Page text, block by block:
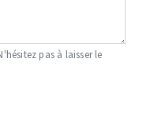
pas à laisser le